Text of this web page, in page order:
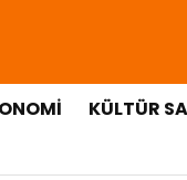
KÜLTÜR